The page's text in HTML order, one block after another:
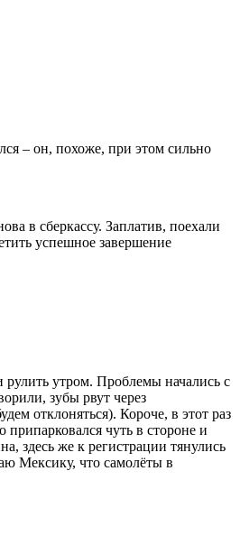
– он, похоже, при этом сильно
в сберкассу. Заплатив, поехали
успешное завершение
рулить утром. Проблемы начались с
зубы рвут через
отклоняться). Короче, в этот раз
припарковался чуть в стороне и
здесь же к регистрации тянулись
Мексику, что самолёты в